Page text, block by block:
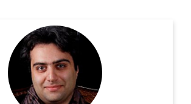
عضو هیات علمی دانشگاه آزاد اسلامی
اطلاعات بیشتر